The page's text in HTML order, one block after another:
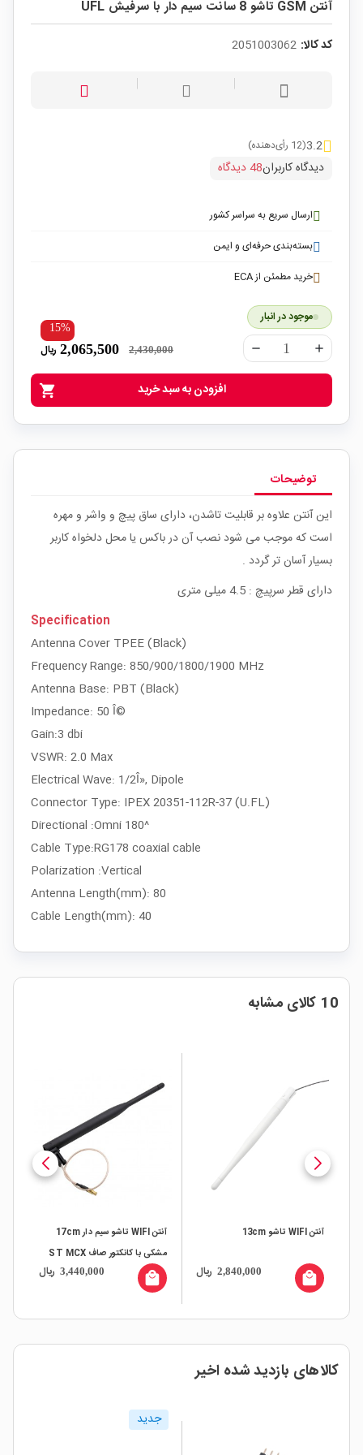
آنتن GSM تاشو 8 سانت سیم دار با سرفیش UFL
کد کالا: 2051003062
3.2(12 رأی‌دهنده)
دیدگاه کاربران48 دیدگاه
ارسال سریع به سراسر کشور
بسته‌بندی حرفه‌ای و ایمن
خرید مطمئن از ECA
موجود در انبار
remove add
15%
2,430,000
2,065,500 ریال
shopping_cart افزودن به سبد خرید
توضیحات
این آنتن علاوه بر قابلیت تاشدن، دارای ساق پیچ و واشر و مهره
است که موجب می شود نصب آن در باکس یا محل دلخواه کاربر
بسیار آسان تر گردد .
دارای قطر سرپیچ : 4.5 میلی متری
Specification
Antenna Cover TPEE (Black)
Frequency Range: 850/900/1800/1900 MHz
Antenna Base: PBT (Black)
Impedance: 50 Î©
Gain:3 dbi
VSWR: 2.0 Max
Electrical Wave: 1/2Î», Dipole
Connector Type: IPEX 20351-112R-37 (U.FL)
Directional :Omni 180^
Cable Type:RG178 coaxial cable
Polarization :Vertical
Antenna Length(mm): 80
Cable Length(mm): 40
10 کالای مشابه
3,440,000 ریال local_mall
آنتن SMD سرامیکی AB-W01
فرکانس 2.4GHZ / 5.8GHZ
480,000 ریال local_mall
کالاهای بازدید شده اخیر